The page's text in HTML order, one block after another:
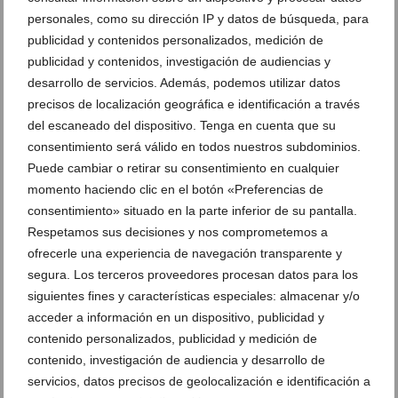
personales, como su dirección IP y datos de búsqueda, para
publicidad y contenidos personalizados, medición de
publicidad y contenidos, investigación de audiencias y
desarrollo de servicios. Además, podemos utilizar datos
precisos de localización geográfica e identificación a través
del escaneado del dispositivo. Tenga en cuenta que su
consentimiento será válido en todos nuestros subdominios.
Puede cambiar o retirar su consentimiento en cualquier
momento haciendo clic en el botón «Preferencias de
consentimiento» situado en la parte inferior de su pantalla.
Respetamos sus decisiones y nos comprometemos a
ofrecerle una experiencia de navegación transparente y
segura. Los terceros proveedores procesan datos para los
siguientes fines y características especiales: almacenar y/o
acceder a información en un dispositivo, publicidad y
contenido personalizados, publicidad y medición de
contenido, investigación de audiencia y desarrollo de
servicios, datos precisos de geolocalización e identificación a
Recuerdos en lugar de vacíos: la propuesta de Dénia
para un ocio juvenil sin alcohol este agosto
04 de agosto de 2026